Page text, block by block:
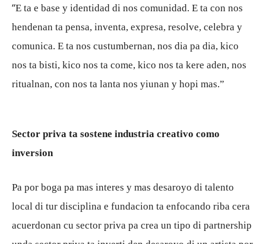
“E ta e base y identidad di nos comunidad. E ta con nos
hendenan ta pensa, inventa, expresa, resolve, celebra y
comunica. E ta nos custumbernan, nos dia pa dia, kico
nos ta bisti, kico nos ta come, kico nos ta kere aden, nos
ritualnan, con nos ta lanta nos yiunan y hopi mas.”
Sector priva ta sostene industria creativo como
inversion
Pa por boga pa mas interes y mas desaroyo di talento
local di tur disciplina e fundacion ta enfocando riba cera
acuerdonan cu sector priva pa crea un tipo di partnership